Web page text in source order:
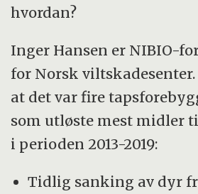
hvordan?
Inger Hansen er NIBIO-
for Norsk
at det var fire
som utløste mest midler
i perioden 2013-2019:
Tidlig sanking av dyr